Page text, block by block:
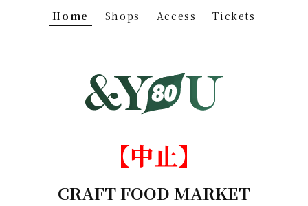
Home Shops Access Tickets
【中止】
CRAFT FOOD MARKET